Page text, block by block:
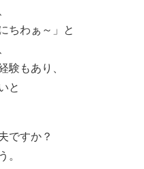
ちわぁ～」と
験もあり、
と
ですか？
。